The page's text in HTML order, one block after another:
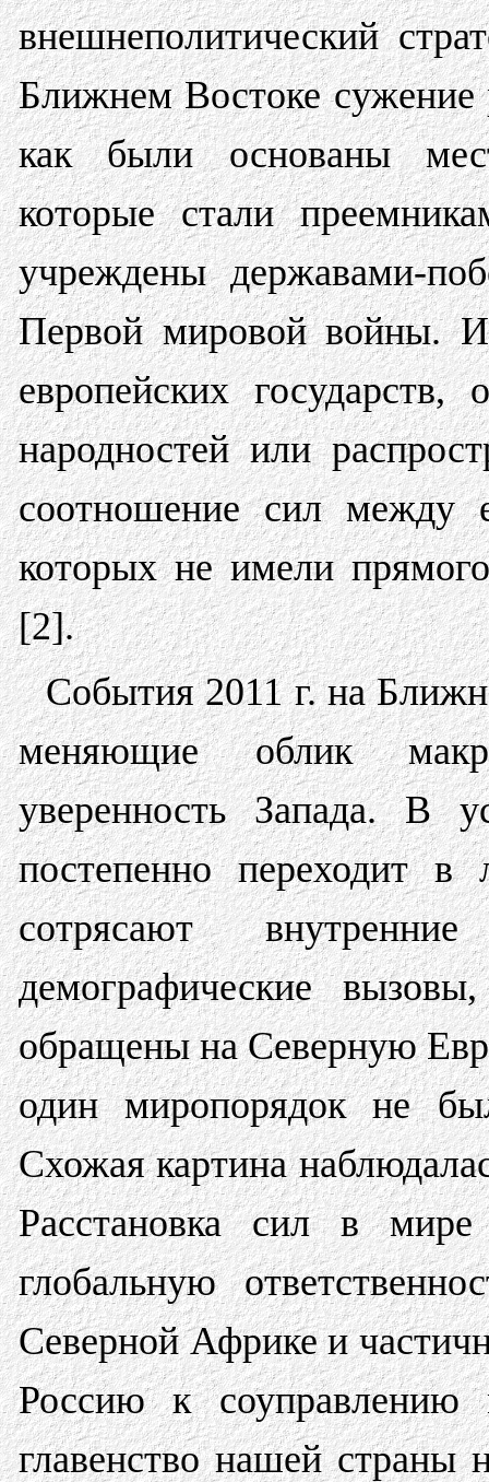
внешнеполитический
Ближнем Востоке сужение
как были основаны
которые стали
учреждены державами-
Первой мировой войны.
европейских
народностей или
соотношение сил между
которых не имели
[2].
События 2011 г. на
меняющие облик
уверенность Запада. В
постепенно переходит
сотрясают
демографические
обращены на Северную
один миропорядок не
Схожая картина
Расстановка сил в
глобальную
Северной Африке и
Россию к соуправлению
главенство нашей страны